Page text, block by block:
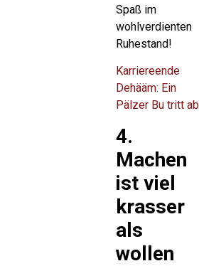
Spaß im
wohlverdienten
Ruhestand!
Karriereende
Dehääm: Ein
Pälzer Bu tritt ab
4.
Machen
ist viel
krasser
als
wollen